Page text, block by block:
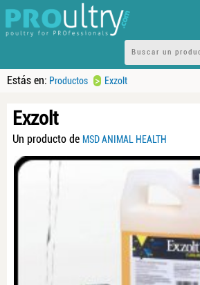
Estás en: Productos > Exzolt
Exzolt
Un producto de MSD ANIMAL HEALTH